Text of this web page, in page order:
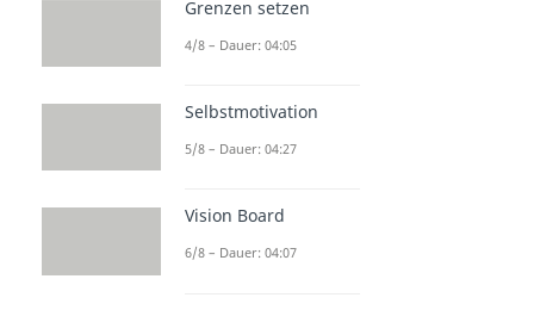
Grenzen setzen
4/8 – Dauer: 04:05
Selbstmotivation
5/8 – Dauer: 04:27
Vision Board
6/8 – Dauer: 04:07